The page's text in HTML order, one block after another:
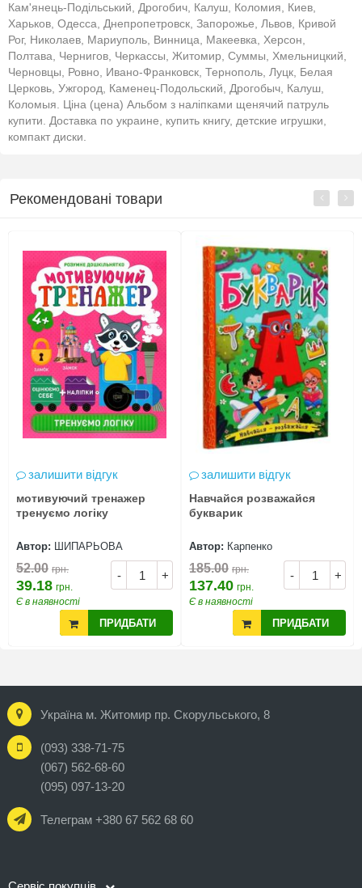
Кам'янець-Подільський, Дрогобич, Калуш, Коломия, Киев,
Харьков, Одесса, Днепропетровск, Запорожье, Львов, Кривой
Рог, Николаев, Мариуполь, Винница, Макеевка, Херсон,
Полтава, Чернигов, Черкассы, Житомир, Суммы, Хмельницкий,
Черновцы, Ровно, Ивано-Франковск, Тернополь, Луцк, Белая
Церковь, Ужгород, Каменец-Подольский, Дрогобыч, Калуш,
Коломыя. Ціна (цена) Альбом з наліпками щенячий патруль
купити. Доставка по украине, купить книгу, детские игрушки,
компакт диски.
Рекомендовані товари
залишити відгук
мотивуючий тренажер
тренуємо логіку
Автор: ШИПАРЬОВА
- +
52.00 грн.
39.18 грн.
Є в наявності
ПРИДБАТИ
залишити відгук
Навчайся розважайся
букварик
Автор: Карпенко
- +
185.00 грн.
137.40 грн.
Є в наявності
ПРИДБАТИ
Україна м. Житомир пр. Скорульського, 8
(093) 338-71-75
(067) 562-68-60
(095) 097-13-20
Телеграм +380 67 562 68 60